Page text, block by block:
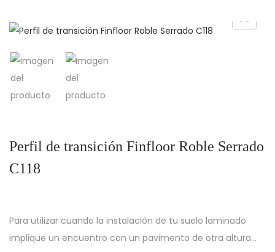
Perfil de transición Finfloor Roble Serrado
C118
Para utilizar cuando la instalación de tu suelo laminado
implique un encuentro con un pavimento de otra altura…